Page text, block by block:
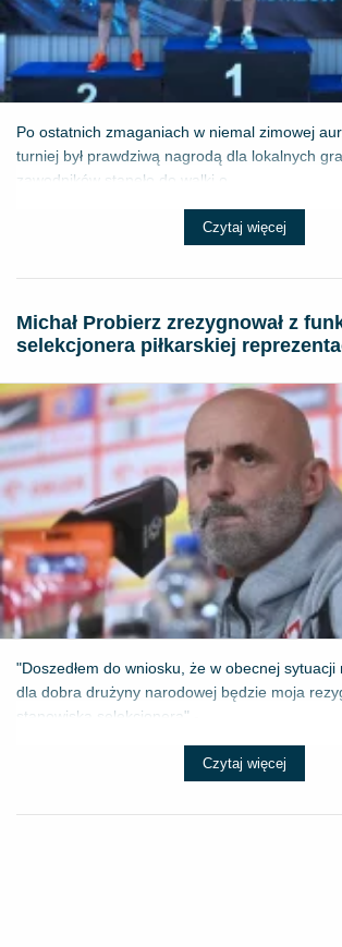
Po ostatnich zmaganiach w niemal zimowej
turniej był prawdziwą nagrodą dla lokalnych
zawodników stanęło do walki o ...
Czytaj więcej
Michał Probierz zrezygnował z
selekcjonera piłkarskiej
"Doszedłem do wniosku, że w obecnej sytuacji
dla dobra drużyny narodowej będzie moja
stanowiska selekcjonera" - ...
Czytaj więcej